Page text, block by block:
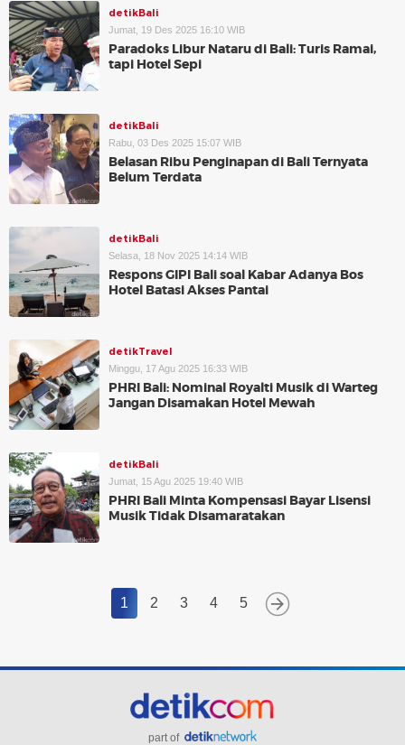
detikBali
Jumat, 19 Des 2025 16:10 WIB
Paradoks Libur Nataru di Bali: Turis Ramai,
tapi Hotel Sepi
detikBali
Rabu, 03 Des 2025 15:07 WIB
Belasan Ribu Penginapan di Bali Ternyata
Belum Terdata
detikBali
Selasa, 18 Nov 2025 14:14 WIB
Respons GIPI Bali soal Kabar Adanya Bos
Hotel Batasi Akses Pantai
detikTravel
Minggu, 17 Agu 2025 16:33 WIB
PHRI Bali: Nominal Royalti Musik di Warteg
Jangan Disamakan Hotel Mewah
detikBali
Jumat, 15 Agu 2025 19:40 WIB
PHRI Bali Minta Kompensasi Bayar Lisensi
Musik Tidak Disamaratakan
1 2 3 4 5
part of